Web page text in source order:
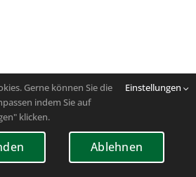
Gerne können Sie die
indem Sie auf
klicken.
Einstellungen
Ablehnen